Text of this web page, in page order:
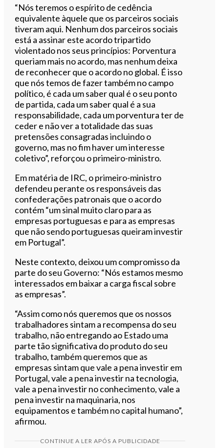
“Nós teremos o espírito de cedência
equivalente àquele que os parceiros sociais
tiveram aqui. Nenhum dos parceiros sociais
está a assinar este acordo tripartido
violentado nos seus princípios: Porventura
queriam mais no acordo, mas nenhum deixa
de reconhecer que o acordo no global. É isso
que nós temos de fazer também no campo
político, é cada um saber qual é o seu ponto
de partida, cada um saber qual é a sua
responsabilidade, cada um porventura ter de
ceder e não ver a totalidade das suas
pretensões consagradas incluindo o
governo, mas no fim haver um interesse
coletivo”, reforçou o primeiro-ministro.
Em matéria de IRC, o primeiro-ministro
defendeu perante os responsáveis das
confederações patronais que o acordo
contém “um sinal muito claro para as
empresas portuguesas e para as empresas
que não sendo portuguesas queiram investir
em Portugal”.
Neste contexto, deixou um compromisso da
parte do seu Governo: “Nós estamos mesmo
interessados em baixar a carga fiscal sobre
as empresas”.
“Assim como nós queremos que os nossos
trabalhadores sintam a recompensa do seu
trabalho, não entregando ao Estado uma
parte tão significativa do produto do seu
trabalho, também queremos que as
empresas sintam que vale a pena investir em
Portugal, vale a pena investir na tecnologia,
vale a pena investir no conhecimento, vale a
pena investir na maquinaria, nos
equipamentos e também no capital humano”,
afirmou.
CONTINUE A LER APÓS A PUBLICIDADE